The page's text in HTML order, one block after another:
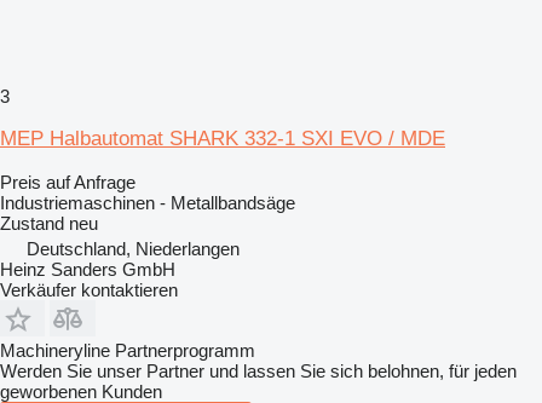
3
MEP Halbautomat SHARK 332-1 SXI EVO / MDE
Preis auf Anfrage
Industriemaschinen - Metallbandsäge
Zustand neu
Deutschland, Niederlangen
Heinz Sanders GmbH
Verkäufer kontaktieren
Machineryline Partnerprogramm
Werden Sie unser Partner und lassen Sie sich belohnen, für jeden
geworbenen Kunden